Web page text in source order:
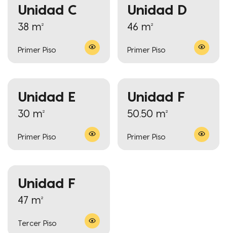
Unidad C
38 m²
Primer Piso
Unidad D
46 m²
Primer Piso
Unidad E
30 m²
Primer Piso
Unidad F
50.50 m²
Primer Piso
Unidad F
47 m²
Tercer Piso